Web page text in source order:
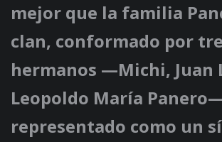
mejor que la familia
clan, conformado por
hermanos —Michi, Juan
Leopoldo María
representado como un